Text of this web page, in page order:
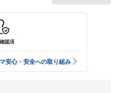
認済
安心・安全への取り組み